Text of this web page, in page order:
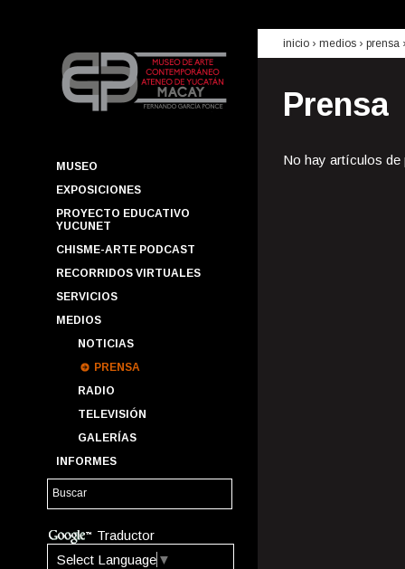
MUSEO
EXPOSICIONES
PROYECTO EDUCATIVO
YUCUNET
CHISME-ARTE PODCAST
RECORRIDOS VIRTUALES
SERVICIOS
MEDIOS
NOTICIAS
PRENSA
RADIO
TELEVISIÓN
GALERÍAS
INFORMES
Traductor
Select Language ▼
inicio › medios › prensa
Prensa
No hay artículos de